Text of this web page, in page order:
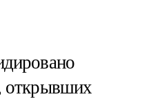
открывших